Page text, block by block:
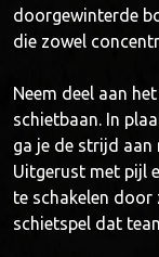
doorgewinterde
die zowel
Neem deel aan
schietbaan. In
ga je de strijd
Uitgerust met pijl
te schakelen door
schietspel dat